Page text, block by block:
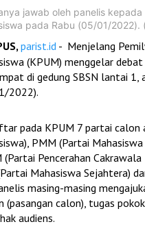
jawab oleh panelis
pada Rabu (05/01/2022).
parist.id - Menjelang
(KPUM) menggelar
di gedung SBSN lantai 1,
2022).
pada KPUM 7 partai calon
PMM (Partai
(Partai Pencerahan
Mahasiswa Sejahtera)
masing-masing
(pasangan calon), tugas
audiens.